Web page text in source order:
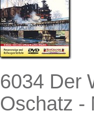
6034 Der
Oschatz -